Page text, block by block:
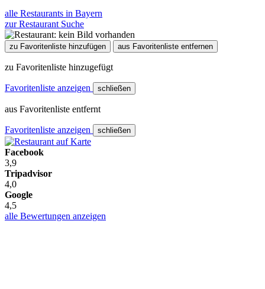
alle Restaurants in Bayern
zur Restaurant Suche
zu Favoritenliste hinzufügen aus Favoritenliste entfernen
zu Favoritenliste hinzugefügt
Favoritenliste anzeigen schließen
aus Favoritenliste entfernt
Favoritenliste anzeigen schließen
Facebook
3,9
Tripadvisor
4,0
Google
4,5
alle Bewertungen anzeigen